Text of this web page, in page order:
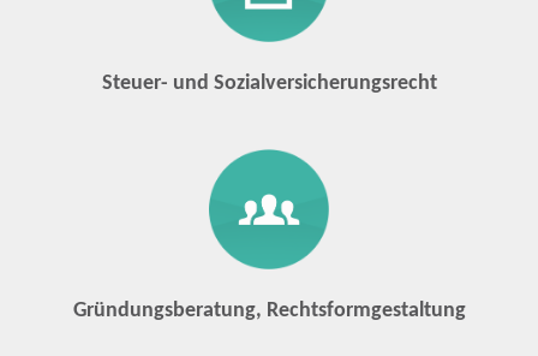
Steuer- und Sozialversicherungsrecht
Gründungsberatung, Rechtsformgestaltung